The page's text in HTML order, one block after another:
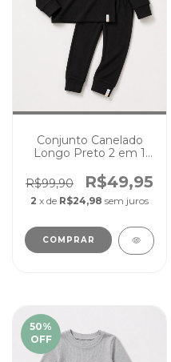
Conjunto Canelado
Longo Preto 2 em 1
Lisas
R$99,90 R$49,95
2 x de R$24,98 sem juros
COMPRAR
50%
OFF